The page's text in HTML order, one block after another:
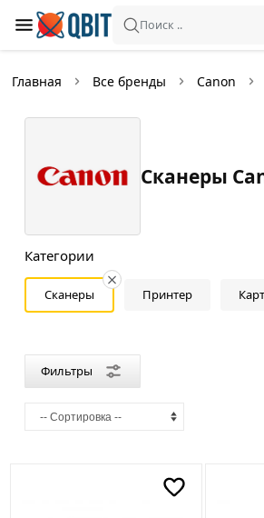
Поиск ..
Главная Все бренды Canon
Сканеры
Категории
Сканеры Принтер
Фильтры
Фильтры
—
Черный